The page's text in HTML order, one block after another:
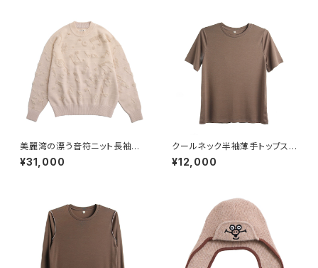
美麗湾の漂う音符ニット長袖トッ
プス ベージュ
¥31,000
クールネック半袖薄手トップス
ブラウン
¥12,000